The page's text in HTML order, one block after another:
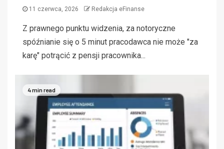
11 czerwca, 2026 Redakcja eFinanse
Z prawnego punktu widzenia, za notoryczne
spóźnianie się o 5 minut pracodawca nie może "za
karę" potrącić z pensji pracownika...
4 min read